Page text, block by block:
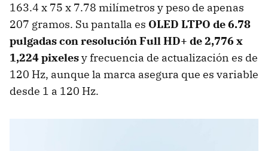
163.4 x 75 x 7.78 milímetros y peso de apenas
207 gramos. Su pantalla es OLED LTPO de 6.78
pulgadas con resolución Full HD+ de 2,776 x
1,224 pixelesy frecuencia de actualización es de
120 Hz, aunque la marca asegura que es variable
desde 1 a 120 Hz.